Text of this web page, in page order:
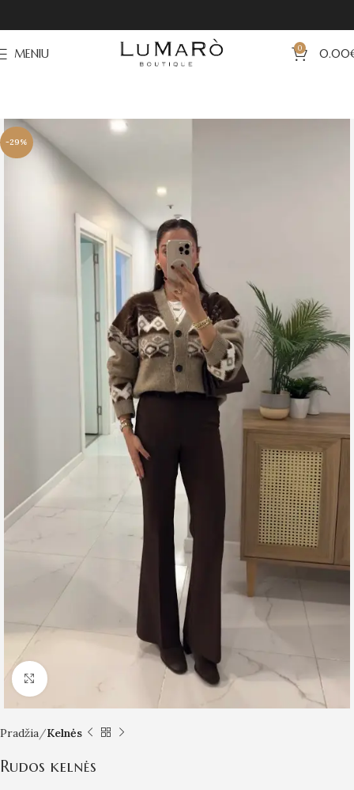
MENIU 0 0.00
-29%
Click to enlarge
Pradžia Kelnės
Rudos kelnės